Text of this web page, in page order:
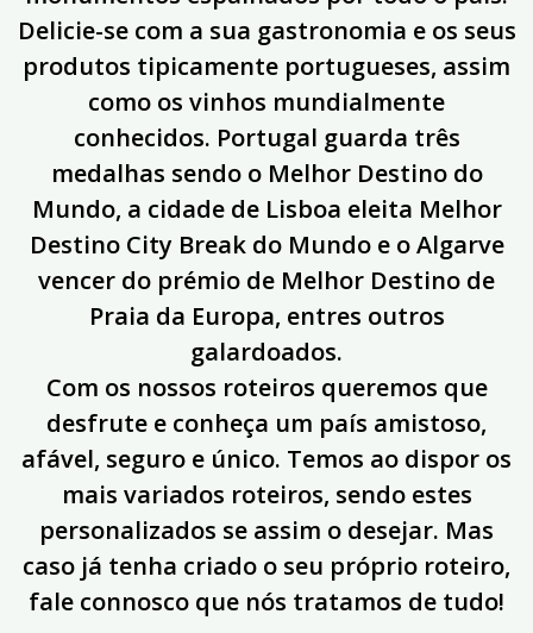
Delicie-se com a sua gastronomia e os seus
produtos tipicamente portugueses, assim
como os vinhos mundialmente
conhecidos. Portugal guarda três
medalhas sendo o Melhor Destino do
Mundo, a cidade de Lisboa eleita Melhor
Destino City Break do Mundo e o Algarve
vencer do prémio de Melhor Destino de
Praia da Europa, entres outros
galardoados.
Com os nossos roteiros queremos que
desfrute e conheça um país amistoso,
afável, seguro e único. Temos ao dispor os
mais variados roteiros, sendo estes
personalizados se assim o desejar. Mas
caso já tenha criado o seu próprio roteiro,
fale connosco que nós tratamos de tudo!